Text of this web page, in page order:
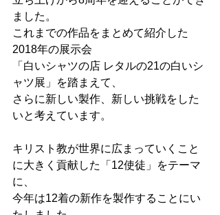
ました。
これまでの作品をまとめて紹介した
2018年の展示会
「白いシャツの店 レタルの21の白いシ
ャツ展」を踏まえて、
さらに新しい製作、新しい挑戦をした
いと考えています。
キリスト教が世界に広まっていくこと
に大きく貢献した「12使徒」をテーマ
に、
今年は12着の新作を製作することにい